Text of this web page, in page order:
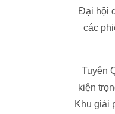
Đại hội
các
Tuyên
kiện
Khu giải